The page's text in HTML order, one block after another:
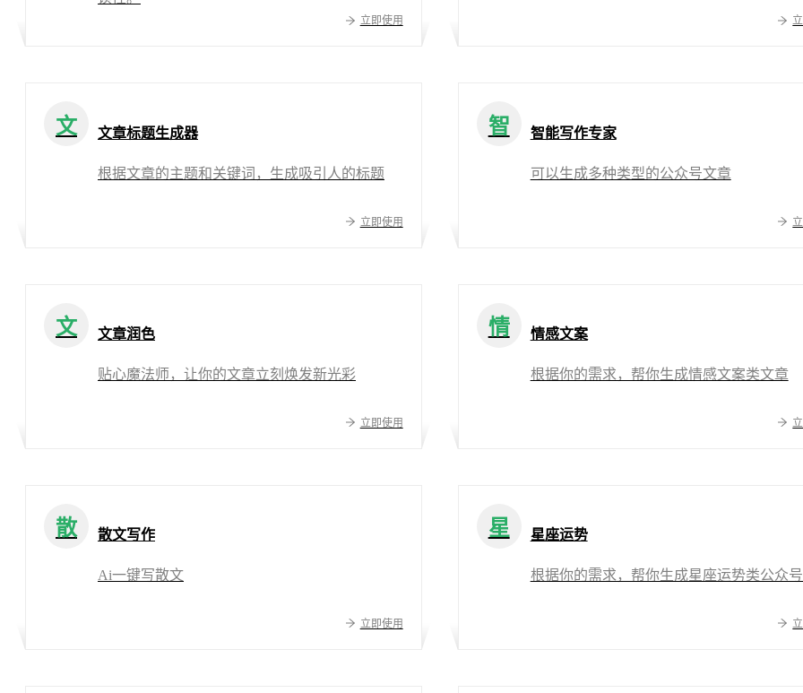
立即使用
文 文章标题生成器
根据文章的主题和关键词，生成吸引人的标题
立即使用
智 智能写作专家
可以生成多种类型的公众号文章
文 文章润色
贴心魔法师，让你的文章立刻焕发新光彩
立即使用
情 情感文案
根据你的需求，帮你生成情感文案类文章
散 散文写作
Ai一键写散文
立即使用
星 星座运势
根据你的需求，帮你生成星座运势类公众